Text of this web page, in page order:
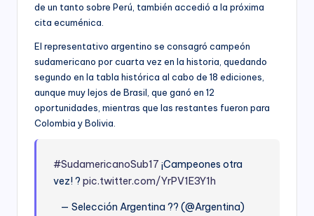
de un tanto sobre Perú, también accedió a la próxima
cita ecuménica.
El representativo argentino se consagró campeón
sudamericano por cuarta vez en la historia, quedando
segundo en la tabla histórica al cabo de 18 ediciones,
aunque muy lejos de Brasil, que ganó en 12
oportunidades, mientras que las restantes fueron para
Colombia y Bolivia.
#SudamericanoSub17 ¡Campeones otra
vez! ?pic.twitter.com/YrPV1E3Y1h
— Selección Argentina ?? (@Argentina)